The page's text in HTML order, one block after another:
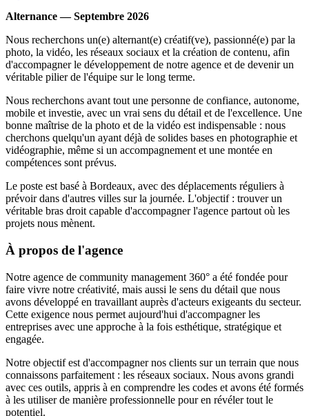
Alternance — Septembre 2026
Nous recherchons un(e) alternant(e) créatif(ve), passionné(e) par la
photo, la vidéo, les réseaux sociaux et la création de contenu, afin
d'accompagner le développement de notre agence et de devenir un
véritable pilier de l'équipe sur le long terme.
Nous recherchons avant tout une personne de confiance, autonome,
mobile et investie, avec un vrai sens du détail et de l'excellence. Une
bonne maîtrise de la photo et de la vidéo est indispensable : nous
cherchons quelqu'un ayant déjà de solides bases en photographie et
vidéographie, même si un accompagnement et une montée en
compétences sont prévus.
Le poste est basé à Bordeaux, avec des déplacements réguliers à
prévoir dans d'autres villes sur la journée. L'objectif : trouver un
véritable bras droit capable d'accompagner l'agence partout où les
projets nous mènent.
À propos de l'agence
Notre agence de community management 360° a été fondée pour
faire vivre notre créativité, mais aussi le sens du détail que nous
avons développé en travaillant auprès d'acteurs exigeants du secteur.
Cette exigence nous permet aujourd'hui d'accompagner les
entreprises avec une approche à la fois esthétique, stratégique et
engagée.
Notre objectif est d'accompagner nos clients sur un terrain que nous
connaissons parfaitement : les réseaux sociaux. Nous avons grandi
avec ces outils, appris à en comprendre les codes et avons été formés
à les utiliser de manière professionnelle pour en révéler tout le
potentiel.